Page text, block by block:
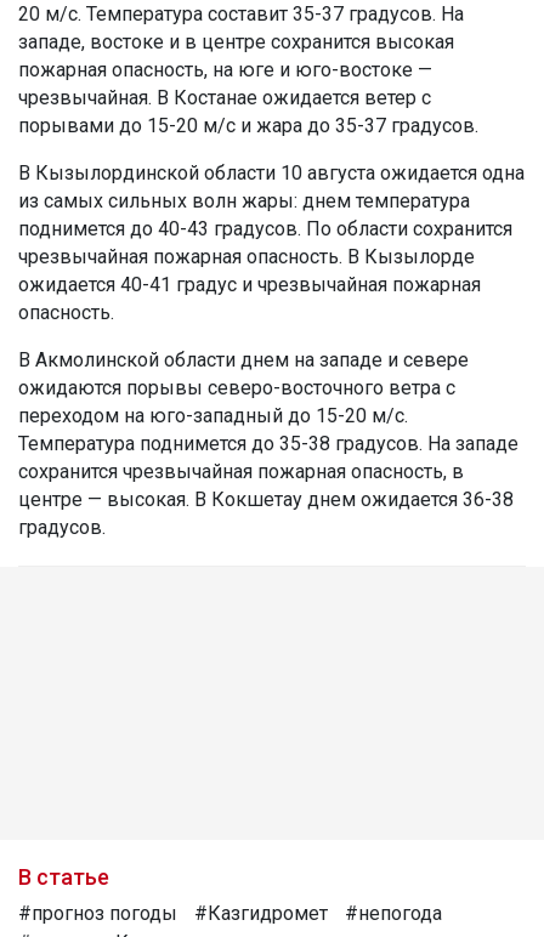
20 м/с. Температура составит 35-37 градусов. На
западе, востоке и в центре сохранится высокая
пожарная опасность, на юге и юго-востоке —
чрезвычайная. В Костанае ожидается ветер с
порывами до 15-20 м/с и жара до 35-37 градусов.
В Кызылординской области 10 августа ожидается одна
из самых сильных волн жары: днем температура
поднимется до 40-43 градусов. По области сохранится
чрезвычайная пожарная опасность. В Кызылорде
ожидается 40-41 градус и чрезвычайная пожарная
опасность.
В Акмолинской области днем на западе и севере
ожидаются порывы северо-восточного ветра с
переходом на юго-западный до 15-20 м/с.
Температура поднимется до 35-38 градусов. На западе
сохранится чрезвычайная пожарная опасность, в
центре — высокая. В Кокшетау днем ожидается 36-38
градусов.
В статье
#прогноз погоды #Казгидромет
#непогода